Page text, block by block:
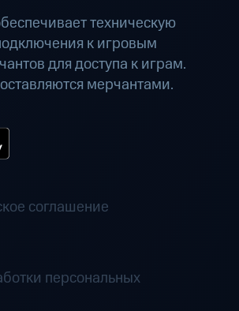
техническую
к игровым
для доступа к играм.
мерчантами.
соглашение
персональных